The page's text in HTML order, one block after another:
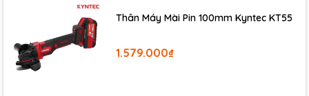
Thân Máy Mài Pin 100mm Kyntec KT55
1.579.000₫